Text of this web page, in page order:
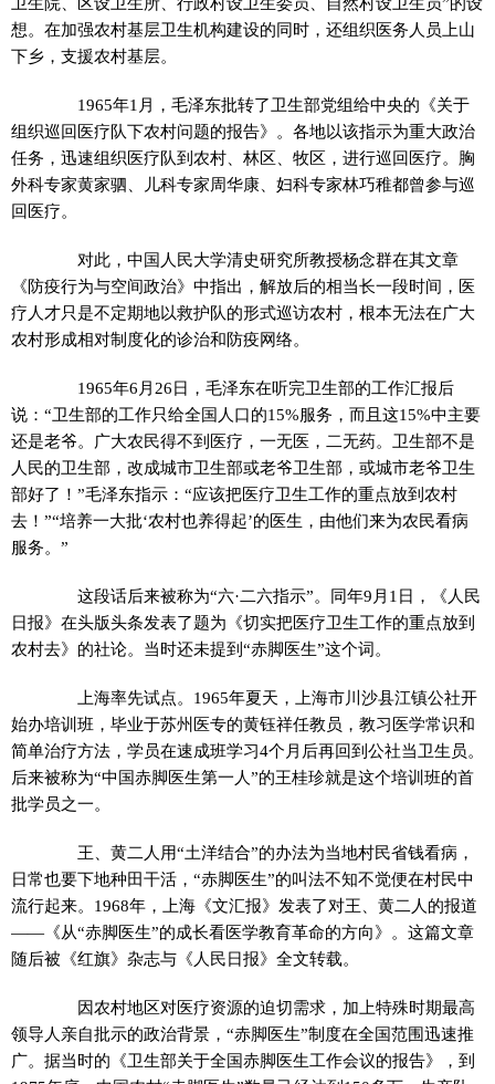
想。在加强农村基层卫生机构建设的同时，还组织医务人员上山
下乡，支援农村基层。
1965年1月，毛泽东批转了卫生部党组给中央的《关于
组织巡回医疗队下农村问题的报告》。各地以该指示为重大政治
任务，迅速组织医疗队到农村、林区、牧区，进行巡回医疗。胸
外科专家黄家驷、儿科专家周华康、妇科专家林巧稚都曾参与巡
回医疗。
对此，中国人民大学清史研究所教授杨念群在其文章
《防疫行为与空间政治》中指出，解放后的相当长一段时间，医
疗人才只是不定期地以救护队的形式巡访农村，根本无法在广大
农村形成相对制度化的诊治和防疫网络。
1965年6月26日，毛泽东在听完卫生部的工作汇报后
说：“卫生部的工作只给全国人口的15%服务，而且这15%中主要
还是老爷。广大农民得不到医疗，一无医，二无药。卫生部不是
人民的卫生部，改成城市卫生部或老爷卫生部，或城市老爷卫生
部好了！”毛泽东指示：“应该把医疗卫生工作的重点放到农村
去！”“培养一大批‘农村也养得起’的医生，由他们来为农民看病
服务。”
这段话后来被称为“六·二六指示”。同年9月1日，《人民
日报》在头版头条发表了题为《切实把医疗卫生工作的重点放到
农村去》的社论。当时还未提到“赤脚医生”这个词。
上海率先试点。1965年夏天，上海市川沙县江镇公社开
始办培训班，毕业于苏州医专的黄钰祥任教员，教习医学常识和
简单治疗方法，学员在速成班学习4个月后再回到公社当卫生员。
后来被称为“中国赤脚医生第一人”的王桂珍就是这个培训班的首
批学员之一。
王、黄二人用“土洋结合”的办法为当地村民省钱看病，
日常也要下地种田干活，“赤脚医生”的叫法不知不觉便在村民中
流行起来。1968年，上海《文汇报》发表了对王、黄二人的报道
——《从“赤脚医生”的成长看医学教育革命的方向》。这篇文章
随后被《红旗》杂志与《人民日报》全文转载。
因农村地区对医疗资源的迫切需求，加上特殊时期最高
领导人亲自批示的政治背景，“赤脚医生”制度在全国范围迅速推
广。据当时的《卫生部关于全国赤脚医生工作会议的报告》，到